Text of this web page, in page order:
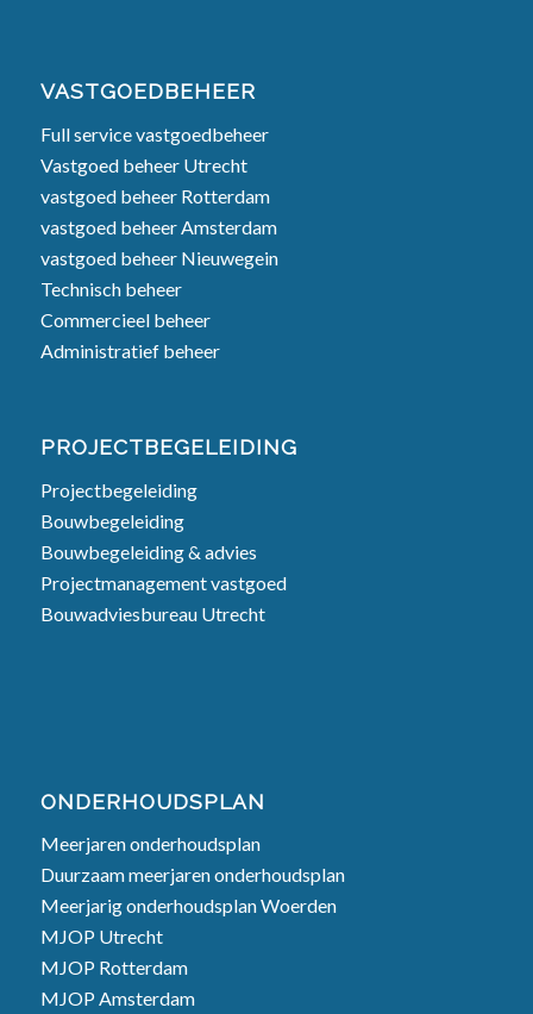
VASTGOEDBEHEER
Full service vastgoedbeheer
Vastgoed beheer Utrecht
vastgoed beheer Rotterdam
vastgoed beheer Amsterdam
vastgoed beheer Nieuwegein
Technisch beheer
Commercieel beheer
Administratief beheer
PROJECTBEGELEIDING
Projectbegeleiding
Bouwbegeleiding
Bouwbegeleiding & advies
Projectmanagement vastgoed
Bouwadviesbureau Utrecht
ONDERHOUDSPLAN
Meerjaren onderhoudsplan
Duurzaam meerjaren onderhoudsplan
Meerjarig onderhoudsplan Woerden
MJOP Utrecht
MJOP Rotterdam
MJOP Amsterdam